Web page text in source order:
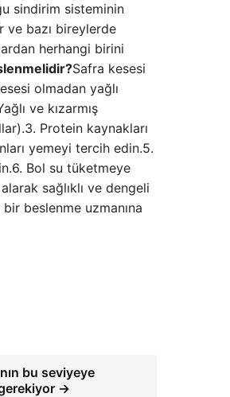
sindirim sisteminin
ve bazı bireylerde
herhangi birini
Safra kesesi
olmadan yağlı
ve kızarmış
Protein kaynakları
yemeyi tercih edin.5.
Bol su tüketmeye
sağlıklı ve dengeli
beslenme uzmanına
bu seviyeye
→